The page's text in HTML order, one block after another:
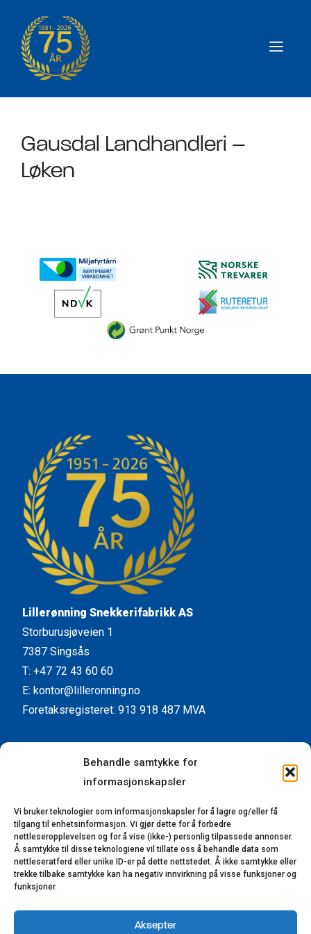
Behandle samtykke for
informasjonskapsler
Vi bruker teknologier som informasjonskapsler for å lagre og/eller få
tilgang til enhetsinformasjon. Vi gjør dette for å forbedre
nettleseropplevelsen og for å vise (ikke-) personlig tilpassede annonser.
Å samtykke til disse teknologiene vil tillate oss å behandle data som
nettleseratferd eller unike ID-er på dette nettstedet. Å ikke samtykke eller
trekke tilbake samtykke kan ha negativ innvirkning på visse funksjoner og
funksjoner.
Aksepter
innhold
Gausdal Landhandleri –
Løken
Lillerønning Snekkerifabrikk AS
Storburusjøveien 1
7387 Singsås
T: +47 72 43 60 60
E: kontor@lilleronning.no
Foretaksregisteret: 913 918 487 MVA
Facebook
Instagram
YouTube
LinkedIn
Kontaktinformasjon
Forhandlere
Reklamasjon
Bærekraft
Åpenhetsloven